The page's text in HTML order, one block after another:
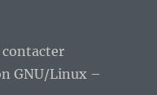
contacter
GNU/Linux –